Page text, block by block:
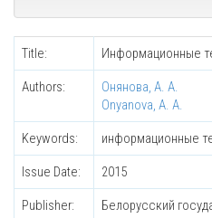
Title: Информационные
Authors:
Онянова, А. А.
Onyanova, A. A.
Keywords: информационные
Issue Date: 2015
Publisher: Белорусский